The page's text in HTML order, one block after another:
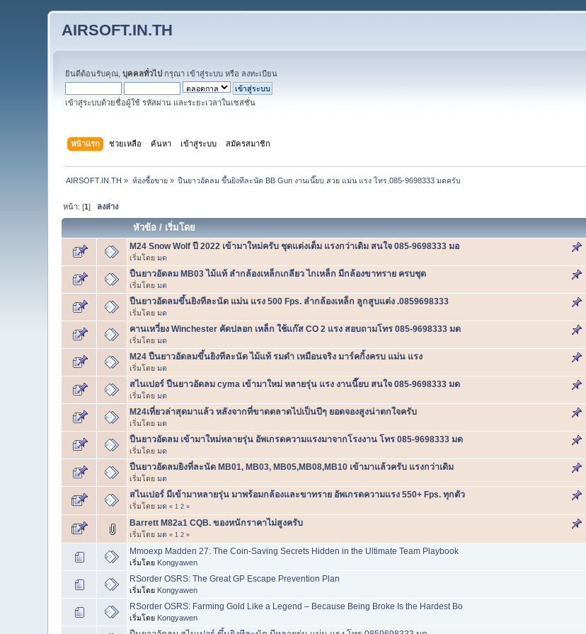
AIRSOFT.IN.TH
ยินดีต้อนรับคุณ,บุคคลทั่วไป กรุณา เข้าสู่ระบบ หรือ ลงทะเบียน
เข้าสู่ระบบด้วยชื่อผู้ใช้ รหัสผ่าน และระยะเวลาในเซสชั่น
หน้าแรก ช่วยเหลือ ค้นหา เข้าสู่ระบบ สมัครสมาชิก
AIRSOFT.IN.TH » ห้องซื้อขาย» ปืนยาวอัดลม ขึ้นยิงทีละนัด BB Gun งานเนี๊ยบ สวย แม่น แรง โทร.085-9698333 มดครับ
หน้า: [1] ลงล่าง
หัวข้อ / เริ่มโดย
M24 Snow Wolf ปี 2022 เข้ามาใหม่ครับ ชุดแต่งเต็ม แรงกว่าเดิม สนใจ 085-9698333 มอ
เริ่มโดยมด
ปืนยาวอัดลม MB03 ไม้แท้ ลำกล้องเหล็กเกลียว ไกเหล็ก มีกล้องขาทราย ครบชุด
เริ่มโดยมด
ปืนยาวอัดลมขึ้นยิงทีละนัด แม่น แรง 500 Fps. ลำกล้องเหล็ก ลูกสูบแต่ง .0859698333
เริ่มโดยมด
คานเหวี่ยง Winchester คัดปลอก เหล็ก ใช้แก๊ส CO 2 แรง สอบถามโทร 085-9698333 มด
เริ่มโดยมด
M24 ปืนยาวอัดลมขึ้นยิงทีละนัด ไม้แท้ รมดำ เหมือนจริง มาร์คกิ้งครบ แม่น แรง
เริ่มโดยมด
สไนเปอร์ ปืนยาวอัดลม cyma เข้ามาใหม่ หลายรุ่น แรง งานนี๊ยบ สนใจ 085-9698333 มด
เริ่มโดยมด
M24เที่ยวล่าสุดมาแล้ว หลังจากที่ขาดตลาดไปเป็นปีๆ ยอดจองสูงน่าตกใจครับ
เริ่มโดยมด
ปืนยาวอัดลม เข้ามาใหม่หลายรุ่น อัพเกรดความแรงมาจากโรงงาน โทร 085-9698333 มด
เริ่มโดยมด
ปืนยาวอัดลมยิงที่ละนัด MB01, MB03, MB05,MB08,MB10 เข้ามาแล้วครับ แรงกว่าเดิม
เริ่มโดยมด
สไนเปอร์ มีเข้ามาหลายรุ่น มาพร้อมกล้องและขาทราย อัพเกรดความแรง 550+ Fps. ทุกตัว
เริ่มโดยมด « 1 2 »
Barrett M82a1 CQB. ของหนักราคาไม่สูงครับ
เริ่มโดยมด « 1 2 »
Mmoexp Madden 27: The Coin-Saving Secrets Hidden in the Ultimate Team Playbook
เริ่มโดย Kongyawen
RSorder OSRS: The Great GP Escape Prevention Plan
เริ่มโดย Kongyawen
RSorder OSRS: Farming Gold Like a Legend – Because Being Broke Is the Hardest Bo
เริ่มโดย Kongyawen